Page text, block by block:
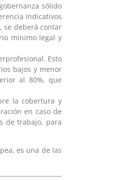
sólido
indicativos
se deberá contar
mínimo legal y
Esto
bajos y menor
al 80%, que
la cobertura y
en caso de
de trabajo, para
es una de las